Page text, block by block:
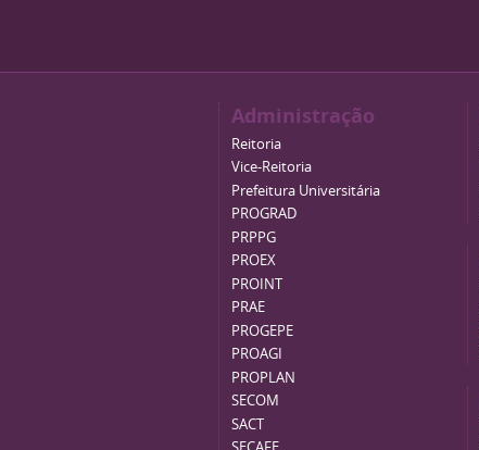
Administração
Reitoria
Vice-Reitoria
Prefeitura Universitária
PROGRAD
PRPPG
PROEX
PROINT
PRAE
PROGEPE
PROAGI
PROPLAN
SECOM
SACT